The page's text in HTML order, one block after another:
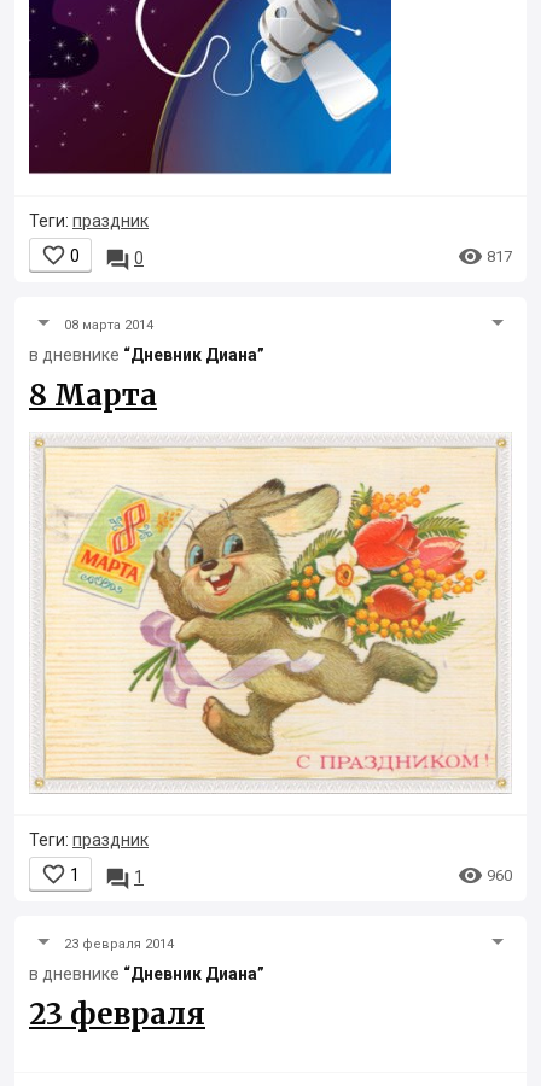
Теги: праздник
 0  0  817
08 марта 2014
в дневнике “Дневник Диана”
8 Марта
Теги: праздник
 1  1  960
23 февраля 2014
в дневнике “Дневник Диана”
23 февраля